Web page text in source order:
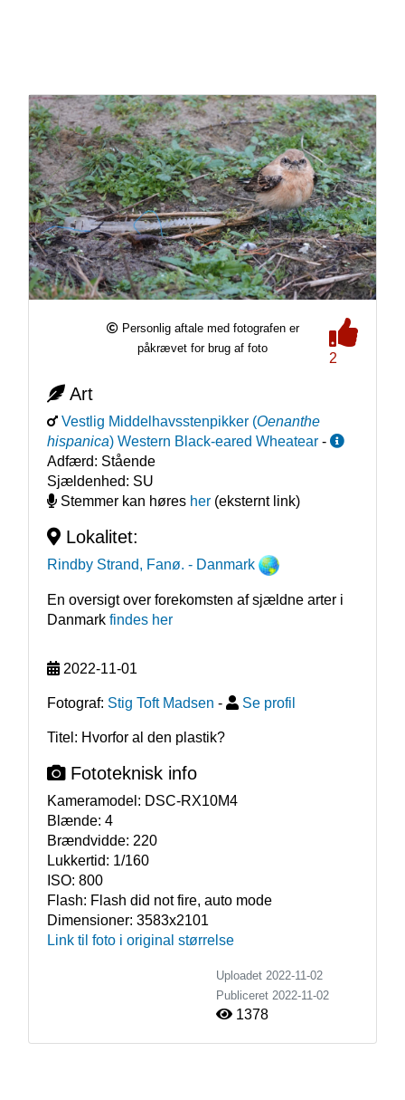
Personlig aftale med fotografen er
påkrævet for brug af foto
2
Art
Vestlig Middelhavsstenpikker (Oenanthe
hispanica) Western Black-eared Wheatear -
Adfærd: Stående
Sjældenhed: SU
Stemmer kan høres her(eksternt link)
Lokalitet:
Rindby Strand, Fanø. - Danmark
En oversigt over forekomsten af sjældne arter i
Danmark findes her
2022-11-01
Fotograf: Stig Toft Madsen - Se profil
Titel: Hvorfor al den plastik?
Fototeknisk info
Kameramodel: DSC-RX10M4
Blænde: 4
Brændvidde: 220
Lukkertid: 1/160
ISO: 800
Flash: Flash did not fire, auto mode
Dimensioner: 3583x2101
Link til foto i original størrelse
Uploadet 2022-11-02
Publiceret 2022-11-02
1378